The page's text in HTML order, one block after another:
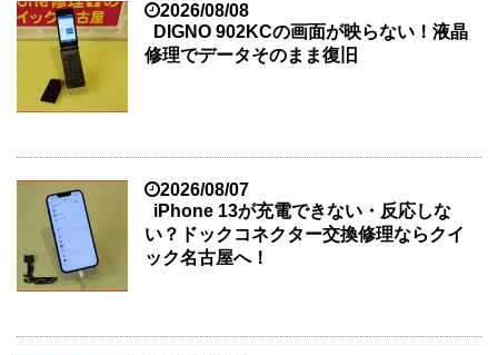
2026/08/08
DIGNO 902KCの画面が映らない！液晶
修理でデータそのまま復旧
2026/08/07
iPhone 13が充電できない・反応しな
い？ドックコネクター交換修理ならクイ
ック名古屋へ！